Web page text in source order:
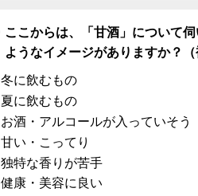
ここからは、「甘酒」について
ようなイメージがありますか？（
冬に飲むもの
夏に飲むもの
お酒・アルコールが入っていそう
甘い・こってり
独特な香りが苦手
健康・美容に良い